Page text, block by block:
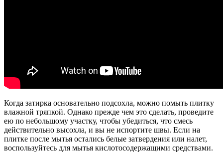
Когда затирка основательно подсохла, можно помыть плитку
влажной тряпкой. Однако прежде чем это сделать, проведите
ею по небольшому участку, чтобы убедиться, что смесь
действительно высохла, и вы не испортите швы. Если на
плитке после мытья остались белые затвердения или налет,
воспользуйтесь для мытья кислотосодержащими средствами.